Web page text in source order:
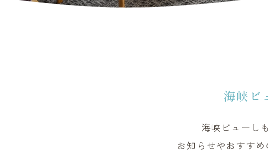
海峡ビ
海峡ビューし
お知らせやおすす